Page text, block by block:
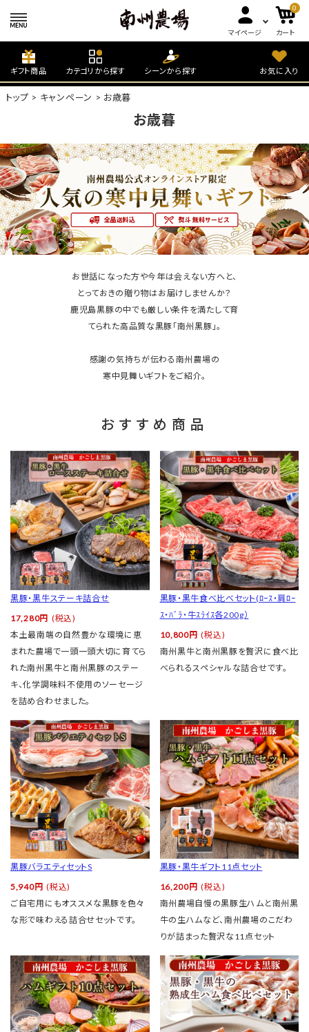
マイページ
0
カート
ギフト商品 カテゴリから探す シーンから探す お気に入り
トップ キャンペーン お歳暮
お歳暮
お世話になった方や今年は会えない方へと、
とっておきの贈り物はお届けしませんか？
鹿児島黒豚の中でも厳しい条件を満たして育
てられた高品質な黒豚「南州黒豚」。
感謝の気持ちが伝わる南州農場の
寒中見舞いギフトをご紹介。
おすすめ商品
黒豚・黒牛ステーキ詰合せ
17,280円 (税込)
本土最南端の自然豊かな環境に恵
まれた農場で一頭一頭大切に育てら
れた南州黒牛と南州黒豚のステー
キ、化学調味料不使用のソーセージ
を詰め合わせました。
黒豚・黒牛食べ比べセット(ﾛｰｽ・肩ﾛｰ
ｽ・ﾊﾞﾗ・牛ｽﾗｲｽ各200g）
10,800円 (税込)
南州黒牛と南州黒豚を贅沢に食べ比
べられるスペシャルな詰合せです。
黒豚バラエティセットS
5,940円 (税込)
ご自宅用にもオススメな黒豚を色々
な形で味わえる詰合せセットです。
黒豚・黒牛ギフト11点セット
16,200円 (税込)
南州農場自慢の黒豚生ハムと南州黒
牛の生ハムなど、南州農場のこだわ
りが詰まった贅沢な11点セット